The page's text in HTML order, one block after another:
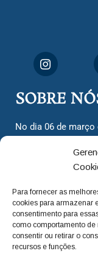
Para fornecer as
cookies para armazenar
consentimento para
como comportamento de
consentir ou retirar o
recursos e funções.
SOBRE
No dia 06 de
cidadãos
dois jornais. Há
com o foco de
deixamos de lado
questionando os
para a cidade e